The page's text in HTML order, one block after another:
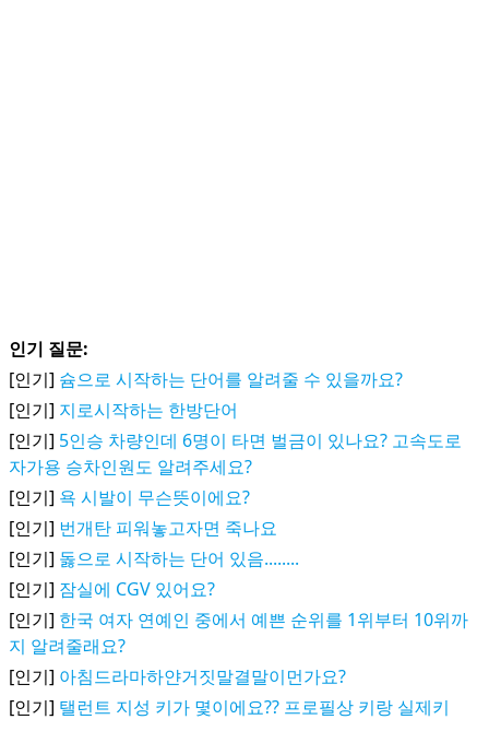
인기 질문:
[인기] 슘으로 시작하는 단어를 알려줄 수 있을까요?
[인기] 지로시작하는 한방단어
[인기] 5인승 차량인데 6명이 타면 벌금이 있나요? 고속도로
자가용 승차인원도 알려주세요?
[인기] 욕 시발이 무슨뜻이에요?
[인기] 번개탄 피워놓고자면 죽나요
[인기] 돓으로 시작하는 단어 있음........
[인기] 잠실에 CGV 있어요?
[인기] 한국 여자 연예인 중에서 예쁜 순위를 1위부터 10위까
지 알려줄래요?
[인기] 아침드라마하얀거짓말결말이먼가요?
[인기] 탤런트 지성 키가 몇이에요?? 프로필상 키랑 실제키